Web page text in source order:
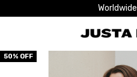
50% OFF